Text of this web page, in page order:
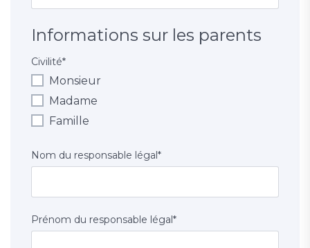
Informations sur les parents
Civilité*
Monsieur
Madame
Famille
Nom du responsable légal*
Prénom du responsable légal*